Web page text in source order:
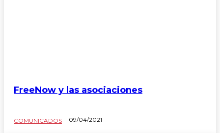
FreeNow y las asociaciones
COMUNICADOS 09/04/2021